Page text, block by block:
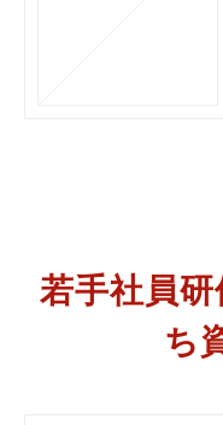
若手社員
ち